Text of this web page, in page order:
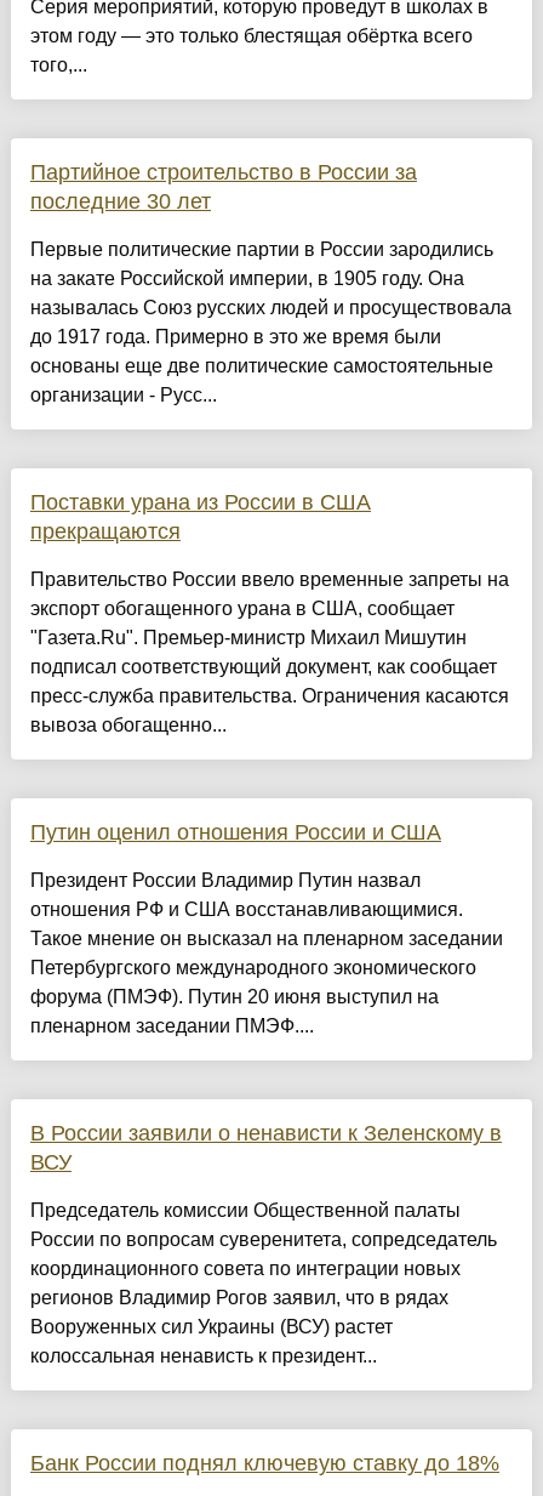
Серия мероприятий, которую проведут в школах в
этом году — это только блестящая обёртка всего
того,...
Партийное строительство в России за
последние 30 лет
Первые политические партии в России зародились
на закате Российской империи, в 1905 году. Она
называлась Союз русских людей и просуществовала
до 1917 года. Примерно в это же время были
основаны еще две политические самостоятельные
организации - Русс...
Поставки урана из России в США
прекращаются
Правительство России ввело временные запреты на
экспорт обогащенного урана в США, сообщает
"Газета.Ru". Премьер-министр Михаил Мишутин
подписал соответствующий документ, как сообщает
пресс-служба правительства. Ограничения касаются
вывоза обогащенно...
Путин оценил отношения России и США
Президент России Владимир Путин назвал
отношения РФ и США восстанавливающимися.
Такое мнение он высказал на пленарном заседании
Петербургского международного экономического
форума (ПМЭФ). Путин 20 июня выступил на
пленарном заседании ПМЭФ....
В России заявили о ненависти к Зеленскому в
ВСУ
Председатель комиссии Общественной палаты
России по вопросам суверенитета, сопредседатель
координационного совета по интеграции новых
регионов Владимир Рогов заявил, что в рядах
Вооруженных сил Украины (ВСУ) растет
колоссальная ненависть к президент...
Банк России поднял ключевую ставку до 18%